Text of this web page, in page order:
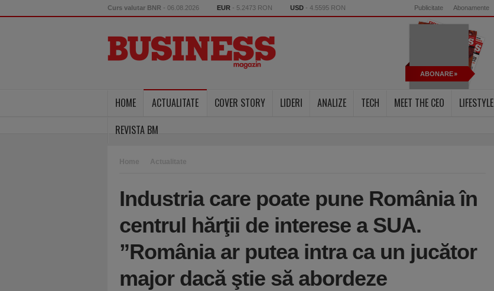
Curs valutar BNR - 06.08.2026 EUR - 5.2473 RON USD - 4.5595 RON Publicitate Abonamente
ABONARE
HOME ACTUALITATE COVER STORY LIDERI ANALIZE TECH MEET THE CEO LIFESTYLE
REVISTA BM
Home Actualitate
Industria care poate pune România în
centrul hărţii de interese a SUA.
”România ar putea intra ca un jucător
major dacă ştie să abordeze